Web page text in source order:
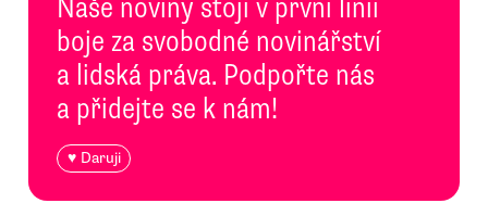
boje za svobodné novinářství
a lidská práva. Podpořte nás
a přidejte se k nám!
♥ Daruji